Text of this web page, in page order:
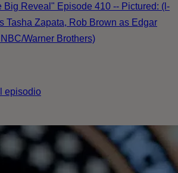
Big Reveal" Episode 410 -- Pictured: (l-
Tasha Zapata, Rob Brown as Edgar
Warner Brothers)
episodio